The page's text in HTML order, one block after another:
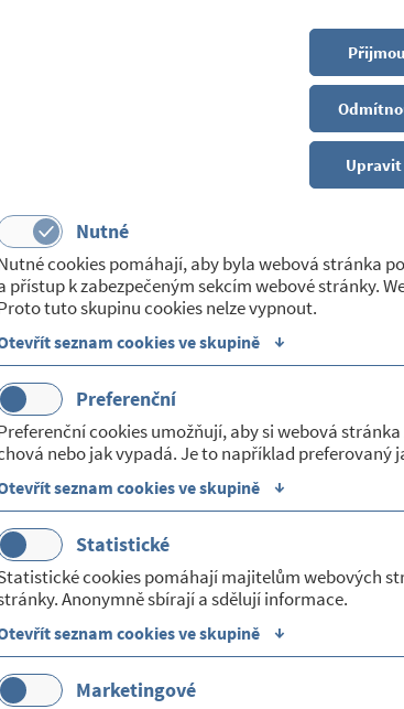
Nutné
cookies pomáhají, aby byla webová stránka
přístup k zabezpečeným sekcím webové stránky.
tuto skupinu cookies nelze vypnout.
seznam cookies ve skupině ↓
Preferenční
cookies umožňují, aby si webová
nebo jak vypadá. Je to například preferovaný
seznam cookies ve skupině ↓
Statistické
cookies pomáhají majitelům webových
Anonymně sbírají a sdělují informace.
seznam cookies ve skupině ↓
Marketingové
V OBCI
INFORMACE
OBECNÍ
Zasedání
kongresovém
Sekce:
Veřejná
V příloze je
pracovištích